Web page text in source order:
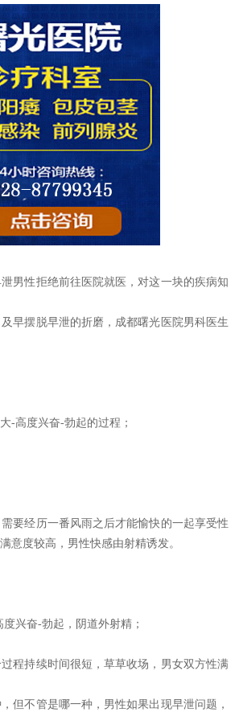
性拒绝前往医院就医，对这一块的疾病知
摆脱早泄的折磨，成都曙光医院男科医生
高度兴奋-勃起的过程；
经历一番风雨之后才能愉快的一起享受性
意度较高，男性快感由射精诱发。
奋-勃起，阴道外射精；
持续时间很短，草草收场，男女双方性满
不管是哪一种，男性如果出现早泄问题，